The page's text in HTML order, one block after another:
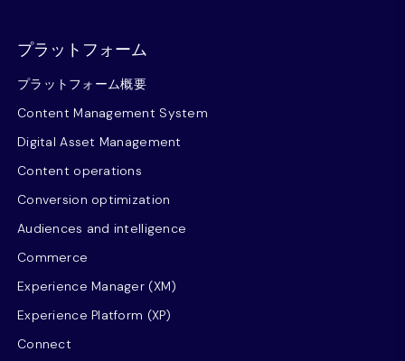
プラットフォーム
プラットフォーム概要
Content Management System
Digital Asset Management
Content operations
Conversion optimization
Audiences and intelligence
Commerce
Experience Manager (XM)
Experience Platform (XP)
Connect